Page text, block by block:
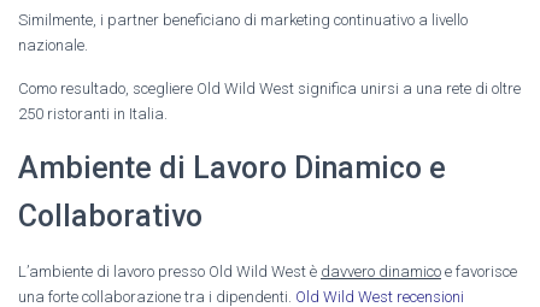
Similmente, i partner beneficiano di marketing continuativo a livello
nazionale.
Como resultado, scegliere Old Wild West significa unirsi a una rete di oltre
250 ristoranti in Italia.
Ambiente di Lavoro Dinamico e
Collaborativo
L’ambiente di lavoro presso Old Wild West è davvero dinamico e favorisce
una forte collaborazione tra i dipendenti. Old Wild West recensioni